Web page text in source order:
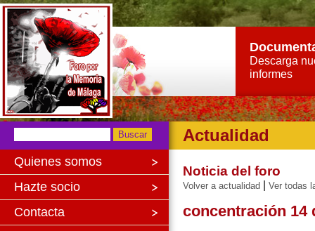
Descarga
informes
Quienes somos
Hazte socio
Contacta
Actualidad
Noticia del foro
Volver a actualidad Ver todas
concentración 14